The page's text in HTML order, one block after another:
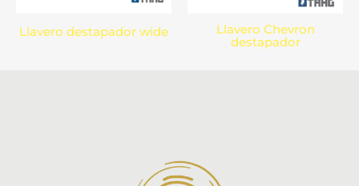
Llavero destapador wide
Llavero Chevron
destapador